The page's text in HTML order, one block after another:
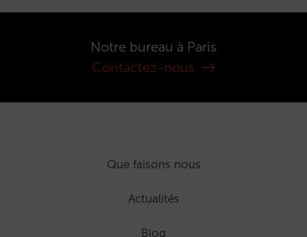
Notre bureau à Paris
Contactez-nous
Que faisons nous
Actualités
Blog